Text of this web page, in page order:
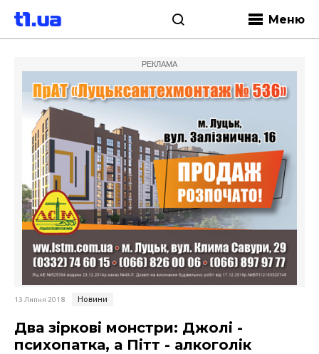
Меню
РЕКЛАМА
13 Липня 2018 Новини
Два зіркові монстри: Джолі -
психопатка, а Пітт - алкоголік